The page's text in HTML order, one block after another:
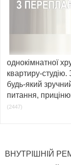
однокімнатної
квартиру-
будь-який
питання,
(2447)
ВНУТРІШНІЙ